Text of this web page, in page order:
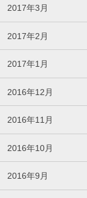
2017年3月
2017年2月
2017年1月
2016年12月
2016年11月
2016年10月
2016年9月